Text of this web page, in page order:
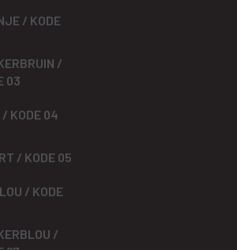
/ KODE
/
03
/ KODE 04
/ KODE 05
/ KODE
/